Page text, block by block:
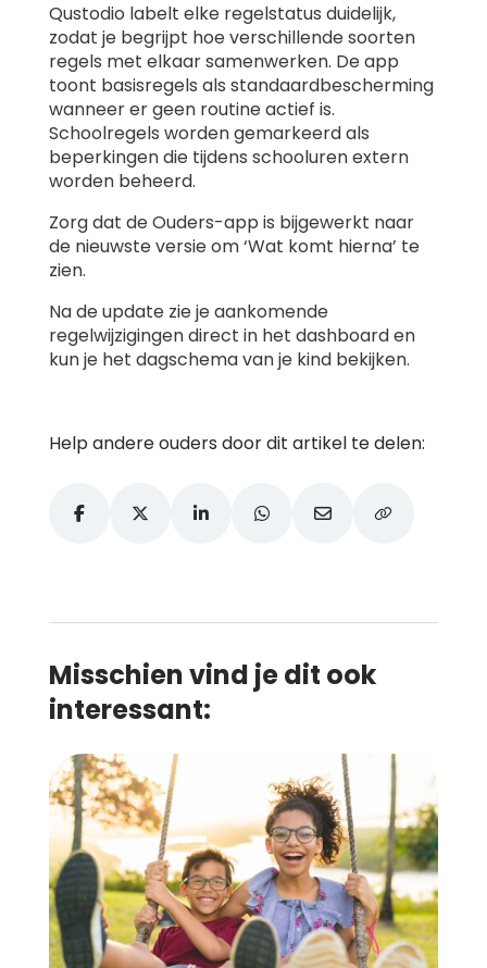
Qustodio labelt elke regelstatus duidelijk,
zodat je begrijpt hoe verschillende soorten
regels met elkaar samenwerken. De app
toont basisregels als standaardbescherming
wanneer er geen routine actief is.
Schoolregels worden gemarkeerd als
beperkingen die tijdens schooluren extern
worden beheerd.
Zorg dat de Ouders-app is bijgewerkt naar
de nieuwste versie om ‘Wat komt hierna’ te
zien.
Na de update zie je aankomende
regelwijzigingen direct in het dashboard en
kun je het dagschema van je kind bekijken.
Help andere ouders door dit artikel te delen:
Misschien vind je dit ook
interessant: